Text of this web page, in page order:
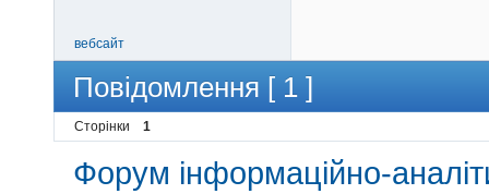
вебсайт
Повідомлення [ 1 ]
Сторінки 1
Форум інформаційно-